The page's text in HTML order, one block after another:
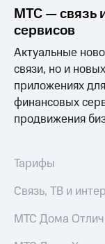
интернет
ТВ
ТВ
в МТС
со своим
номером
МТС
Premium
на
фильмы,
музыка
и многое
другое
Скидка
общие
МТС — связь
сервисов
Актуальные
связи, но и
приложениях
финансовых
продвижения
Тарифы
Связь, ТВ и
МТС Дома